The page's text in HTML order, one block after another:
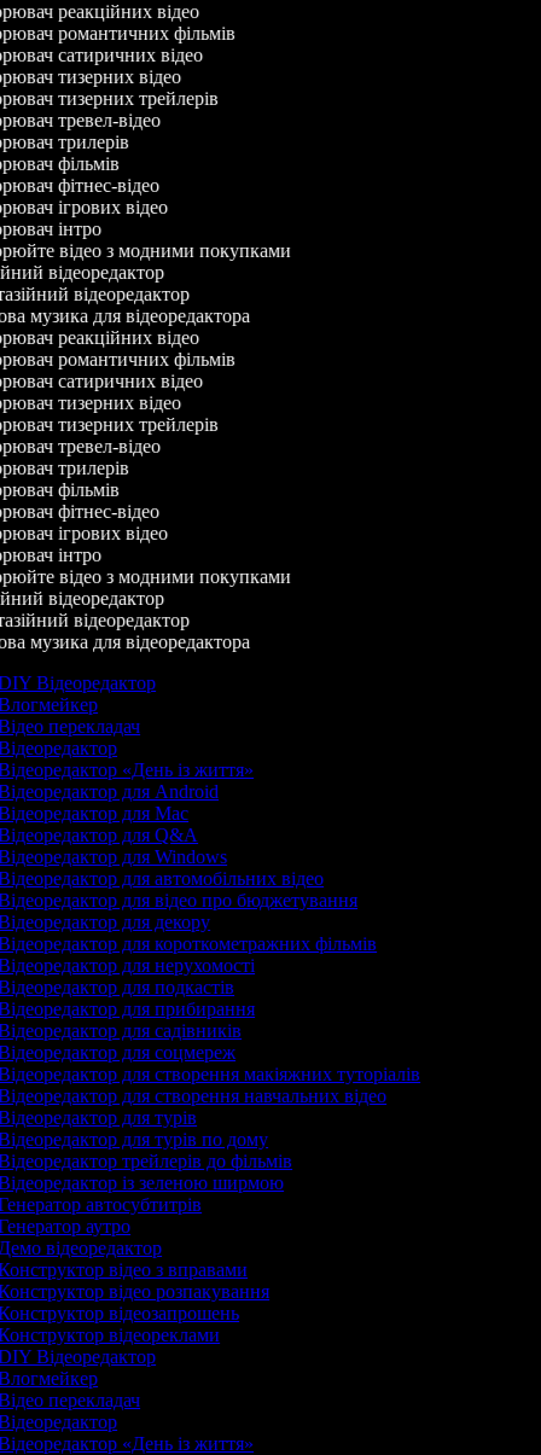
реакційних відео
романтичних фільмів
сатиричних відео
тизерних відео
тизерних трейлерів
тревел-відео
трилерів
фільмів
фітнес-відео
ігрових відео
інтро
відео з модними покупками
відеоредактор
відеоредактор
музика для відеоредактора
реакційних відео
романтичних фільмів
сатиричних відео
тизерних відео
тизерних трейлерів
тревел-відео
трилерів
фільмів
фітнес-відео
ігрових відео
інтро
відео з модними покупками
відеоредактор
відеоредактор
музика для відеоредактора
Відеоредактор
перекладач
«День із життя»
для Android
для Mac
для Q&A
для Windows
для автомобільних відео
для відео про бюджетування
для декору
для короткометражних фільмів
для нерухомості
для подкастів
для прибирання
для садівників
для соцмереж
для створення макіяжних туторіалів
для створення навчальних відео
для турів
для турів по дому
трейлерів до фільмів
із зеленою ширмою
автосубтитрів
аутро
відеоредактор
відео з вправами
відео розпакування
відеозапрошень
відеореклами
Відеоредактор
перекладач
«День із життя»